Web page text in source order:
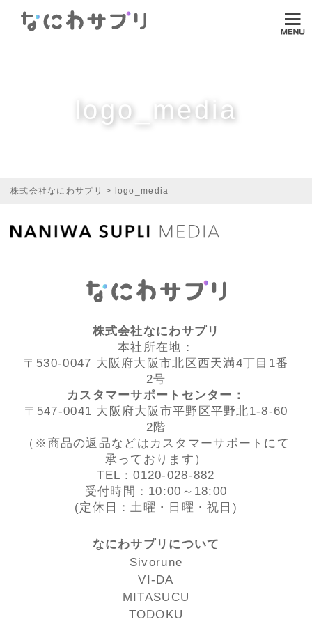
TODOKU
Media
オンラインダイエット
logo_media
株式会社なにわサプリ > logo_media
株式会社なにわサプリ
本社所在地：
〒530-0047 大阪府大阪市北区西天満4丁目1番
2号
カスタマーサポートセンター：
〒547-0041 大阪府大阪市平野区平野北1-8-60
2階
（※商品の返品などはカスタマーサポートにて
承っております）
TEL：0120-028-882
受付時間：10:00～18:00
(定休日：土曜・日曜・祝日)
なにわサプリについて
Sivorune
VI-DA
MITASUCU
TODOKU